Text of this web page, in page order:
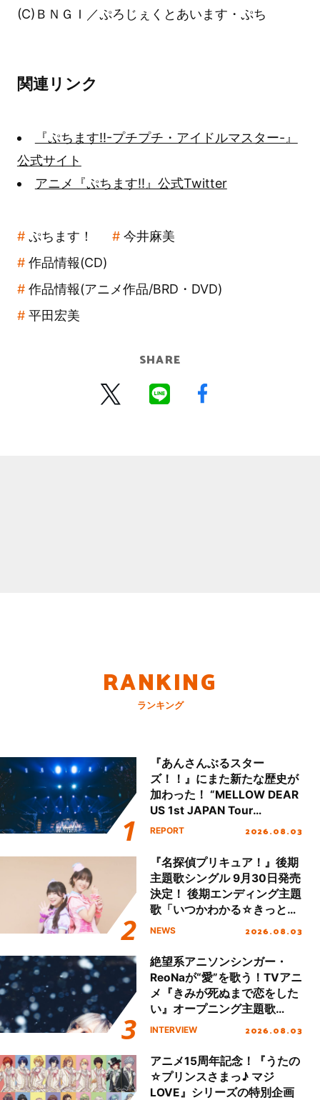
(C)ＢＮＧＩ／ぷろじぇくとあいます・ぷち
関連リンク
『ぷちます!!-プチプチ・アイドルマスター-』
公式サイト
アニメ『ぷちます!!』公式Twitter
ぷちます！
今井麻美
作品情報(CD)
作品情報(アニメ作品/BRD・DVD)
平田宏美
SHARE
RANKING
ランキング
『あんさんぶるスター
ズ！！』にまた新たな歴史が
加わった！ “MELLOW DEAR
US 1st JAPAN Tour
Final「NICE to meet YOU
ート!!
REPORT 2026.08.03
『名探偵プリキュア！』後期
主題歌シングル 9月30日発売
決定！ 後期エンディング主題
歌「いつかわかる☆きっとあ
える」TVサイズ先行配信開
NEWS 2026.08.03
絶望系アニソンシンガー・
ReoNaが“愛”を歌う！TVアニ
メ『きみが死ぬまで恋をした
い』オープニング主題歌
「Amore」インタビュー
INTERVIEW 2026.08.03
アニメ15周年記念！『うたの
☆プリンスさまっ♪ マジ
LOVE』シリーズの特別企画